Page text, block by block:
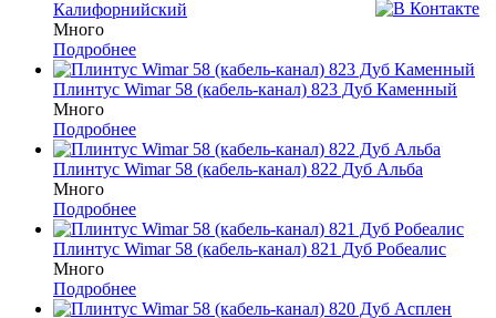
Калифорнийский
Много
Подробнее
Плинтус Wimar 58 (кабель-канал) 823 Дуб Каменный
Много
Подробнее
Плинтус Wimar 58 (кабель-канал) 822 Дуб Альба
Много
Подробнее
Плинтус Wimar 58 (кабель-канал) 821 Дуб Робеалис
Много
Подробнее